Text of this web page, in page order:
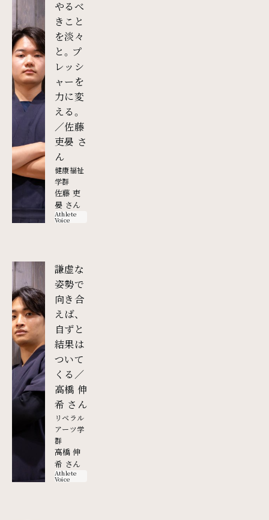
やるべ
きこと
を淡々
と。プ
レッシ
ャーを
力に変
える。
／佐藤
吏晏 さ
ん外部リンク
健康福祉
学群
佐藤 吏
晏 さん
Athlete
Voice
謙虚な
姿勢で
向き合
えば、
自ずと
結果は
ついて
くる／
高橋 伸
希 さん外部リンク
リベラル
アーツ学
群
高橋 伸
希 さん
Athlete
Voice